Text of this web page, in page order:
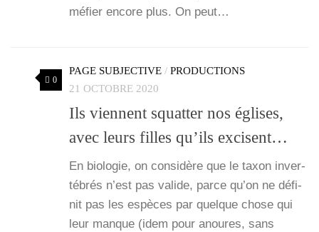
méfier encore plus. On peut…
0
PAGE SUBJECTIVE / PRODUCTIONS
21 OCTOBRE 2020
Ils viennent squatter nos églises,
avec leurs filles qu’ils excisent…
En bio­lo­gie, on consi­dère que le taxon inver­
té­brés n’est pas valide, parce qu’on ne défi­
nit pas les espèces par quelque chose qui
leur manque (idem pour anoures, sans